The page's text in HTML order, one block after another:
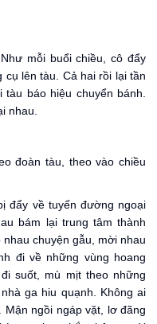
mỗi buổi chiều, cô đẩy
cụ lên tàu. Cả hai rồi lại tần
báo hiệu chuyển bánh.
nhau.
đoàn tàu, theo vào chiều
đẩy về tuyến đường ngoại
bám lại trung tâm thành
chuyện gẫu, mời nhau
đi về những vùng hoang
suốt, mù mịt theo những
ga hiu quạnh. Không ai
ngồi ngáp vặt, lơ đãng